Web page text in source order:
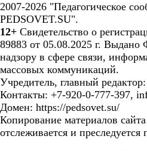
2007-2026 "Педагогическое
PEDSOVET.SU".
12+ Свидетельство о
89883 от 05.08.2025 г. Выдано
надзору в сфере связи,
массовых коммуникаций.
Учредитель, главный
Контакты: +7-920-0-777-397,
Домен: https://pedsovet.su/
Копирование материалов сайта
отслеживается и преследуется